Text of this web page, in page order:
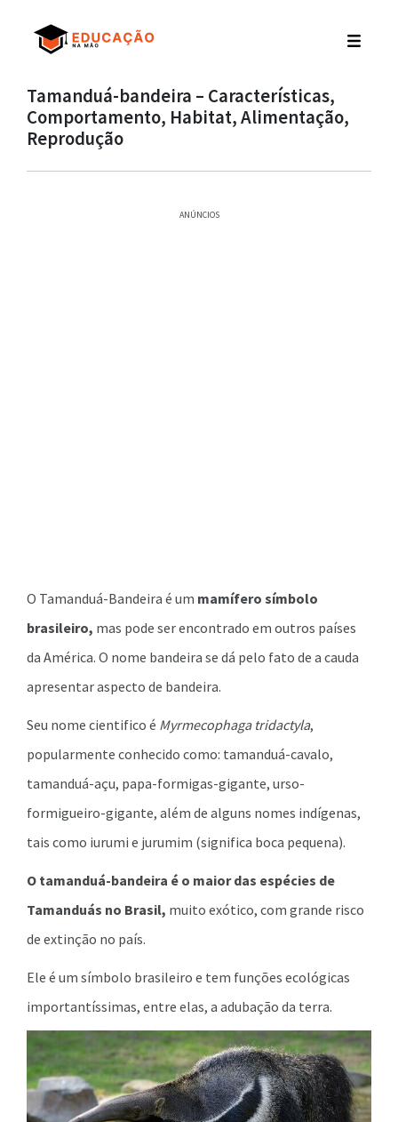
Tamanduá-bandeira – Características,
Comportamento, Habitat, Alimentação,
Reprodução
ANÚNCIOS
O Tamanduá-Bandeira é um mamífero símbolo
brasileiro, mas pode ser encontrado em outros países
da América. O nome bandeira se dá pelo fato de a cauda
apresentar aspecto de bandeira.
Seu nome cientifico é Myrmecophaga tridactyla,
popularmente conhecido como: tamanduá-cavalo,
tamanduá-açu, papa-formigas-gigante, urso-
formigueiro-gigante, além de alguns nomes indígenas,
tais como iurumi e jurumim (significa boca pequena).
O tamanduá-bandeira é o maior das espécies de
Tamanduás no Brasil, muito exótico, com grande risco
de extinção no país.
Ele é um símbolo brasileiro e tem funções ecológicas
importantíssimas, entre elas, a adubação da terra.